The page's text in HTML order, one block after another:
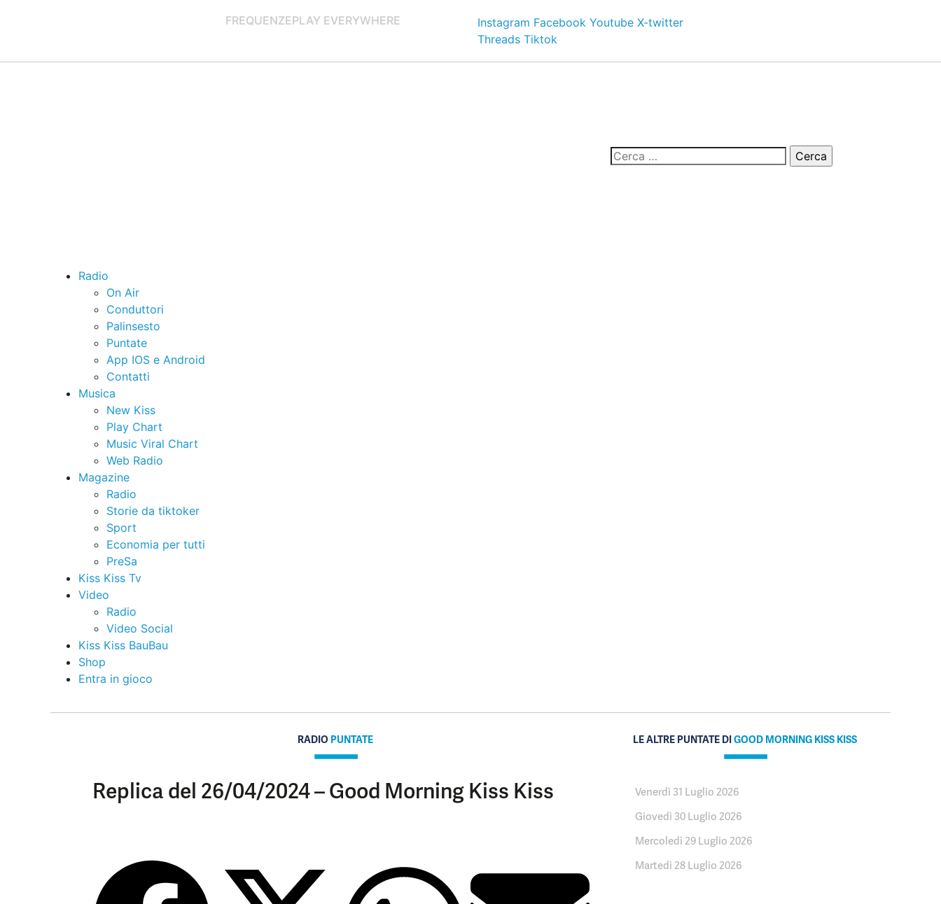
FREQUENZEPLAY EVERYWHERE Instagram Facebook Youtube X-twitter
Threads Tiktok
Radio
On Air
Conduttori
Palinsesto
Puntate
App IOS e Android
Contatti
Musica
New Kiss
Play Chart
Music Viral Chart
Web Radio
Magazine
Radio
Storie da tiktoker
Sport
Economia per tutti
PreSa
Kiss Kiss Tv
Video
Radio
Video Social
Kiss Kiss BauBau
Shop
Entra in gioco
RADIO PUNTATE
Replica del 26/04/2024 – Good Morning Kiss Kiss
LE ALTRE PUNTATE DIGOOD MORNING KISS KISS
Venerdì 31 Luglio 2026
Giovedì 30 Luglio 2026
Mercoledì 29 Luglio 2026
Martedì 28 Luglio 2026